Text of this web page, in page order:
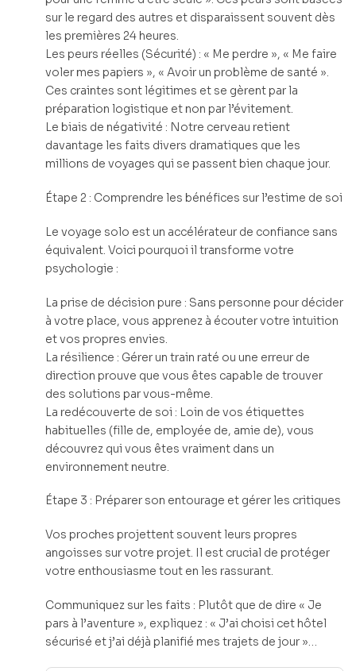
sur le regard des autres et disparaissent souvent dès
les premières 24 heures.
Les peurs réelles (Sécurité) : « Me perdre », « Me faire
voler mes papiers », « Avoir un problème de santé ».
Ces craintes sont légitimes et se gèrent par la
préparation logistique et non par l’évitement.
Le biais de négativité : Notre cerveau retient
davantage les faits divers dramatiques que les
millions de voyages qui se passent bien chaque jour.
Étape 2 : Comprendre les bénéfices sur l’estime de soi
Le voyage solo est un accélérateur de confiance sans
équivalent. Voici pourquoi il transforme votre
psychologie :
La prise de décision pure : Sans personne pour décider
à votre place, vous apprenez à écouter votre intuition
et vos propres envies.
La résilience : Gérer un train raté ou une erreur de
direction prouve que vous êtes capable de trouver
des solutions par vous-même.
La redécouverte de soi : Loin de vos étiquettes
habituelles (fille de, employée de, amie de), vous
découvrez qui vous êtes vraiment dans un
environnement neutre.
Étape 3 : Préparer son entourage et gérer les critiques
Vos proches projettent souvent leurs propres
angoisses sur votre projet. Il est crucial de protéger
votre enthousiasme tout en les rassurant.
Communiquez sur les faits : Plutôt que de dire « Je
pars à l’aventure », expliquez : « J’ai choisi cet hôtel
sécurisé et j’ai déjà planifié mes trajets de jour »…